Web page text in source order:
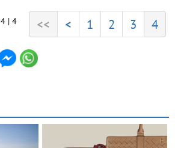
4 | 4 << < 1 2 3 4